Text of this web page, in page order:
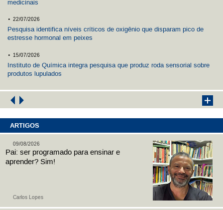
medicinais
. 22/07/2026
Pesquisa identifica níveis críticos de oxigênio que disparam pico de
estresse hormonal em peixes
. 15/07/2026
Instituto de Química integra pesquisa que produz roda sensorial sobre
produtos lupulados
ARTIGOS
Carlos Lopes
09/08/2026
Pai: ser programado para ensinar e
aprender? Sim!